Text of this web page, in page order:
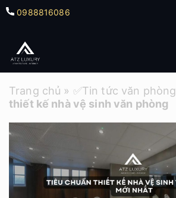
0988816086
Trang chủ » ✅Tin tức văn phòng
thiết kế nhà vệ sinh văn phòng